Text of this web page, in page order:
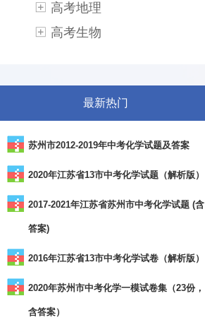
高考地理
高考生物
最新热门
苏州市2012-2019年中考化学试题及答案
2020年江苏省13市中考化学试题（解析版）
2017-2021年江苏省苏州市中考化学试题 (含
答案)
2016年江苏省13市中考化学试卷（解析版）
2020年苏州市中考化学一模试卷集（23份，
含答案）